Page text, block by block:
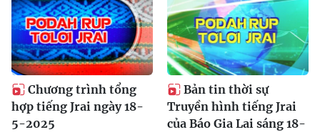
Chương trình tổng
hợp tiếng Jrai ngày 18-
5-2025
Bản tin thời sự
Truyền hình tiếng Jrai
của Báo Gia Lai sáng 18-